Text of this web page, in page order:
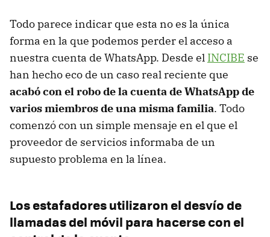
Todo parece indicar que esta no es la única
forma en la que podemos perder el acceso a
nuestra cuenta de WhatsApp. Desde el INCIBE se
han hecho eco de un caso real reciente que
acabó con el robo de la cuenta de WhatsApp de
varios miembros de una misma familia. Todo
comenzó con un simple mensaje en el que el
proveedor de servicios informaba de un
supuesto problema en la línea.
Los estafadores utilizaron el desvío de
llamadas del móvil para hacerse con el